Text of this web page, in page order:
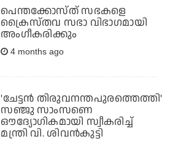
പെന്തക്കോസ്ത് സഭകളെ
ക്രൈസ്തവ സഭാ വിഭാഗമായി
അംഗീകരിക്കും
4 months ago
'ചേട്ടന്‍ തിരുവനന്തപുരത്തെത്തി'
സഞ്ജു സാംസണെ
ഔദ്യോഗികമായി സ്വീകരിച്ച്
മന്ത്രി വി. ശിവന്‍കുട്ടി